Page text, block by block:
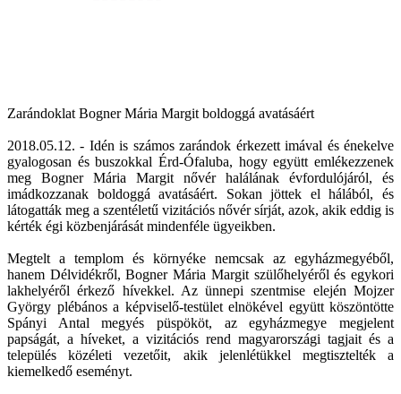
Zarándoklat Bogner Mária Margit boldoggá avatásáért
2018.05.12. - Idén is számos zarándok érkezett imával és énekelve
gyalogosan és buszokkal Érd-Ófaluba, hogy együtt emlékezzenek
meg Bogner Mária Margit nővér halálának évfordulójáról, és
imádkozzanak boldoggá avatásáért. Sokan jöttek el hálából, és
látogatták meg a szentéletű vizitációs nővér sírját, azok, akik eddig is
kérték égi közbenjárását mindenféle ügyeikben.
Megtelt a templom és környéke nemcsak az egyházmegyéből,
hanem Délvidékről, Bogner Mária Margit szülőhelyéről és egykori
lakhelyéről érkező hívekkel. Az ünnepi szentmise elején Mojzer
György plébános a képviselő-testület elnökével együtt köszöntötte
Spányi Antal megyés püspököt, az egyházmegye megjelent
papságát, a híveket, a vizitációs rend magyarországi tagjait és a
település közéleti vezetőit, akik jelenlétükkel megtisztelték a
kiemelkedő eseményt.